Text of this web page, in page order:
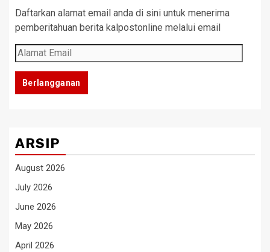
Daftarkan alamat email anda di sini untuk menerima
pemberitahuan berita kalpostonline melalui email
Alamat
Email
Berlangganan
ARSIP
August 2026
July 2026
June 2026
May 2026
April 2026